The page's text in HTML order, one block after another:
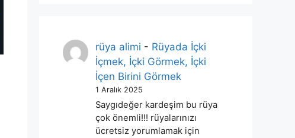
rüya alimi - Rüyada İçki
İçmek, İçki Görmek, İçki
İçen Birini Görmek
1 Aralık 2025
Saygıdeğer kardeşim bu rüya
çok önemli!!! rüyalarınızı
ücretsiz yorumlamak için